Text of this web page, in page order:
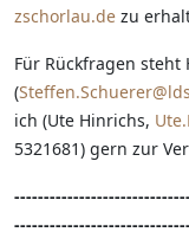
zschorlau.de zu
Für Rückfragen steht
(
ich (Ute Hinrichs,
5321681) gern zur